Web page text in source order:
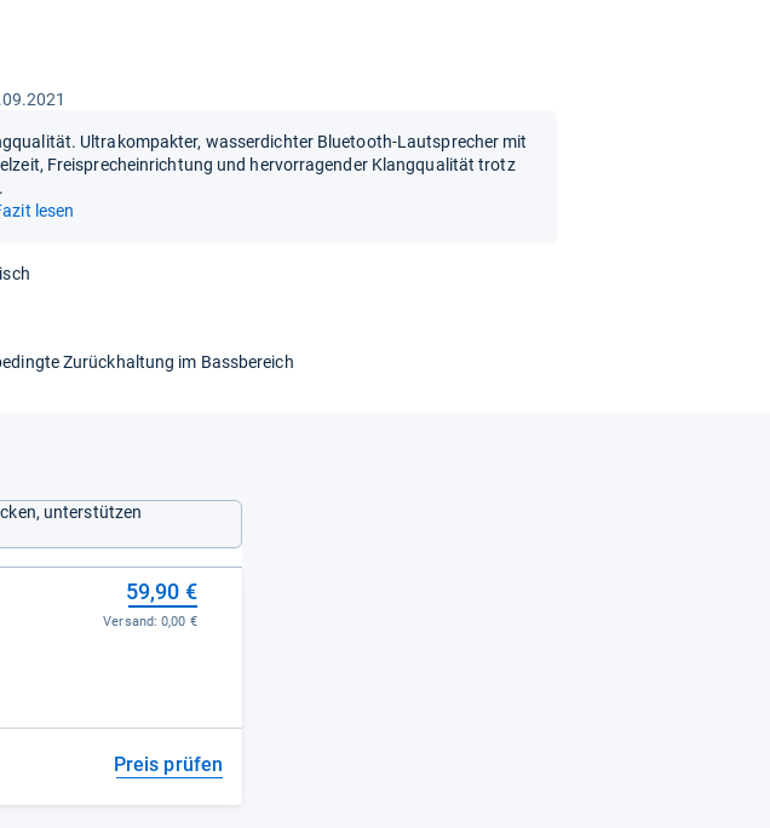
Ultrakompakter, wasserdichter Bluetooth-Lautsprecher mit
Freisprecheinrichtung und hervorragender Klangqualität trotz
lesen
Zurückhaltung im Bassbereich
unterstützen
59,90 €
Versand:0,00 €
Preis prüfen